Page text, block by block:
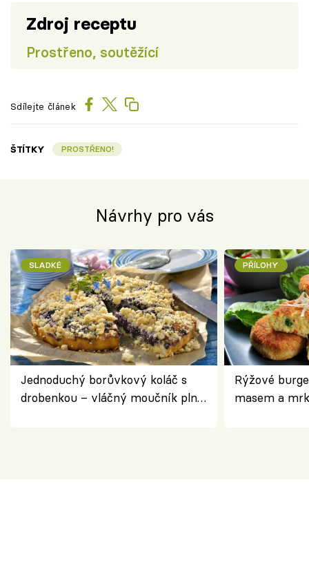
Zdroj receptu
Prostřeno, soutěžící
Sdílejte článek
ŠTÍTKY PROSTŘENO!
Návrhy pro vás
SLADKÉ
Jednoduchý borůvkový koláč s
drobenkou – vláčný moučník plný
PŘÍLOHY
Rýžové
masem a